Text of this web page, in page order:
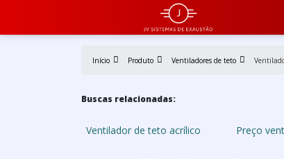
Início Produto Ventiladores de teto
Buscas relacionadas:
Ventilador de teto acrílico Preço